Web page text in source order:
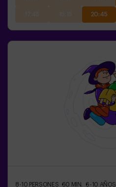
20:45
8-10 PERSONES 60 MIN. 6-10 AÑOS